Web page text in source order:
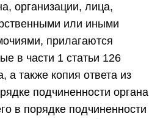
организации, лица,
или иными
прилагаются
в части 1 статьи 126
а также копия ответа из
подчиненности органа
в порядке подчиненности